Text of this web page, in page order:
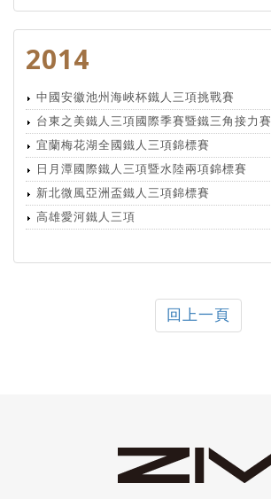
2014
中國安徽池州海峽杯鐵人三項挑戰賽
台東之美鐵人三項國際季賽暨鐵三角接力賽
宜蘭梅花湖全國鐵人三項錦標賽
日月潭國際鐵人三項暨水陸兩項錦標賽
新北微風亞洲盃鐵人三項錦標賽
高雄愛河鐵人三項
回上一頁